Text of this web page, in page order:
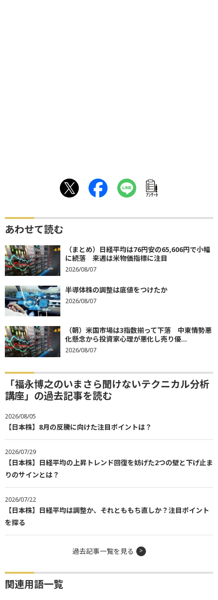
ｱﾝｹｰﾄ
あわせて読む
（まとめ）日経平均は76円安の65,606円で小幅
に続落 来週は米物価指標に注目
2026/08/07
半導体株の調整は底値をつけたか
2026/08/07
（朝）米国市場は3指数揃って下落 中東情勢悪
化懸念から投資家心理が悪化し売り優...
2026/08/07
「福永博之のいまさら聞けないテクニカル分析
講座」の過去記事を読む
2026/08/05
【日本株】8月の反騰に向けた注目ポイントは？
2026/07/29
【日本株】日経平均の上昇トレンド回復を妨げた2つの壁と下げ止ま
りのサインとは？
2026/07/22
【日本株】日経平均は調整か、それとももち直しか？注目ポイント
を探る
過去記事一覧を見る
関連用語一覧